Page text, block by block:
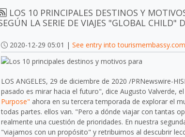
LOS 10 PRINCIPALES DESTINOS Y
LA SERIE DE VIAJES "GLOBAL CHILD"
2020-12-29 05:01 | See entry into
LOS ANGELES, 29 de diciembre de 2020 /PRNewswire-
pasado es mirar hacia el futuro", dice Augusto Valverde,
Purpose" ahora en su tercera temporada de explorar el
todas partes. ellos van. "Pero a dónde viajar con tantas
realmente una cuestión de prioridades. En nuestra
"viajamos con un propósito" y retribuimos al descubrir